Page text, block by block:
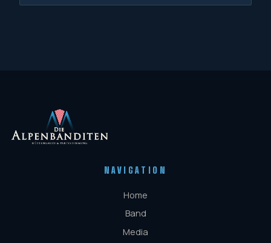
NAVIGATION
Home
Band
Media